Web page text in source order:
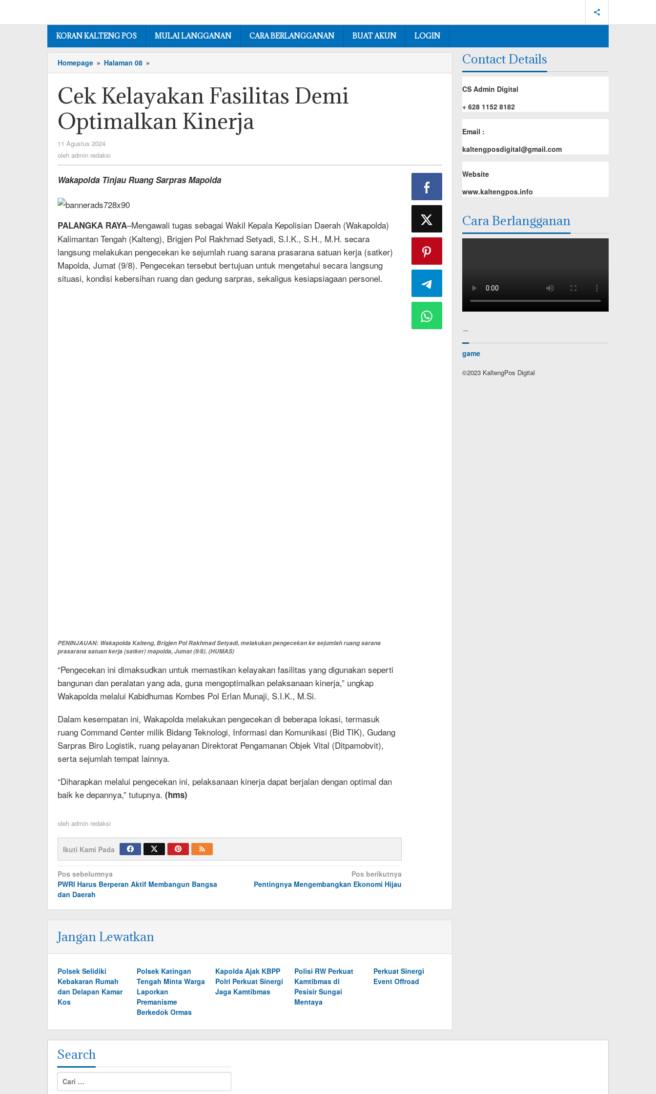
konten
KORAN KALTENG POS MULAI LANGGANAN CARA BERLANGGANAN BUAT AKUN LOGIN
Homepage » Halaman 08 »
Kelayakan
Demi
Optimalkan
Cek Kelayakan Fasilitas Demi
Optimalkan Kinerja
11 Agustus 2024
admin
redaksi
oleh admin redaksi
Wakapolda Tinjau Ruang Sarpras Mapolda
PALANGKA RAYA–Mengawali tugas sebagai Wakil Kepala Kepolisian Daerah (Wakapolda)
Kalimantan Tengah (Kalteng), Brigjen Pol Rakhmad Setyadi, S.I.K., S.H., M.H. secara
langsung melakukan pengecekan ke sejumlah ruang sarana prasarana satuan kerja (satker)
Mapolda, Jumat (9/8). Pengecekan tersebut bertujuan untuk mengetahui secara langsung
situasi, kondisi kebersihan ruang dan gedung sarpras, sekaligus kesiapsiagaan personel.
PENINJAUAN: Wakapolda Kalteng, Brigjen Pol Rakhmad Setyadi, melakukan pengecekan ke sejumlah ruang sarana
prasarana satuan kerja (satker) mapolda, Jumat (9/8). (HUMAS)
“Pengecekan ini dimaksudkan untuk memastikan kelayakan fasilitas yang digunakan seperti
bangunan dan peralatan yang ada, guna mengoptimalkan pelaksanaan kinerja,” ungkap
Wakapolda melalui Kabidhumas Kombes Pol Erlan Munaji, S.I.K., M.Si.
Dalam kesempatan ini, Wakapolda melakukan pengecekan di beberapa lokasi, termasuk
ruang Command Center milik Bidang Teknologi, Informasi dan Komunikasi (Bid TIK), Gudang
Sarpras Biro Logistik, ruang pelayanan Direktorat Pengamanan Objek Vital (Ditpamobvit),
serta sejumlah tempat lainnya.
“Diharapkan melalui pengecekan ini, pelaksanaan kinerja dapat berjalan dengan optimal dan
baik ke depannya,” tutupnya. (hms)
oleh admin redaksi
Ikuti Kami Pada
Navigasi
pos
Pos sebelumnya
PWRI Harus Berperan Aktif Membangun Bangsa
dan Daerah
Pos berikutnya
Pentingnya Mengembangkan Ekonomi Hijau
Jangan Lewatkan
Polsek Selidiki
Kebakaran Rumah
dan Delapan Kamar
Kos
Polsek Katingan
Tengah Minta Warga
Laporkan
Premanisme
Berkedok Ormas
Kapolda Ajak KBPP
Polri Perkuat Sinergi
Jaga Kamtibmas
Polisi RW Perkuat
Kamtibmas di
Pesisir Sungai
Mentaya
Perkuat Sinergi
Event Offroad
Contact Details
CS Admin Digital
+ 628 1152 8182
Email :
kaltengposdigital@gmail.com
Website
www.kaltengpos.info
Cara Berlangganan
–
game
©2023 KaltengPos Digital
Search
Cari
untuk: